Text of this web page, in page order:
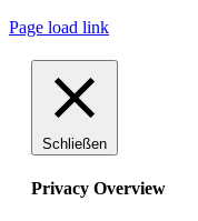
Page load link
Schließen
Privacy Overview